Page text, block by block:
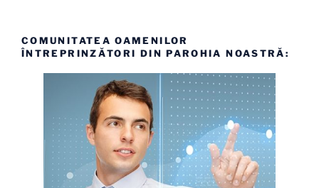
COMUNITATEA OAMENILOR
ÎNTREPRINZĂTORI DIN PAROHIA NOASTRĂ: